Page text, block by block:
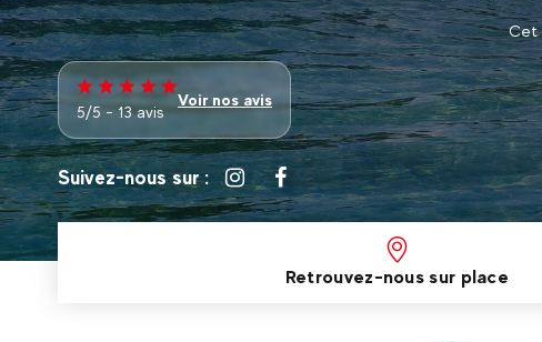
Cet
5/5 - 13 avis
Voir nos avis
Suivez-nous sur :
Retrouvez-nous sur place